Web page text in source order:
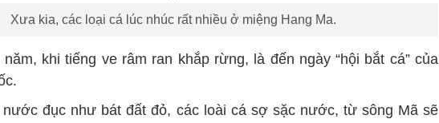
Xưa kia, các loại cá lúc nhúc rất nhiều ở miệng Hang Ma.
khi tiếng ve râm ran khắp rừng, là đến ngày “hội bắt cá” của
nước đục như bát đất đỏ, các loài cá sợ sặc nước, từ sông Mã sẽ